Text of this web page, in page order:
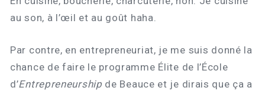
au son, à l’œil et au goût haha.
Par contre, en entrepreneuriat, je me suis donné la
chance de faire le programme Élite de l’École
d’Entrepreneurship de Beauce et je dirais que ça a